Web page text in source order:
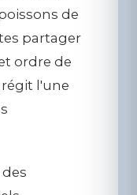
de
partager
ordre de
l'une